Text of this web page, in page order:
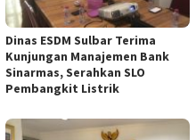
Dinas ESDM Sulbar Terima
Kunjungan Manajemen Bank
Sinarmas, Serahkan SLO
Pembangkit Listrik